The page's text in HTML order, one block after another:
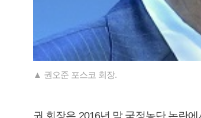
▲ 권오준 포스코 회장.